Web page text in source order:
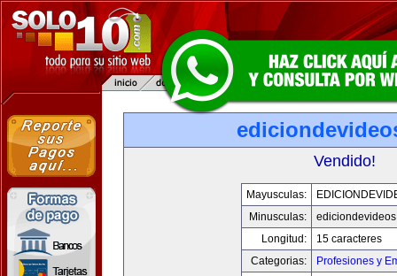
Vendido!
Mayusculas:
Minusculas:
Longitud:
15 caracteres
Categorias:
Profesiones y